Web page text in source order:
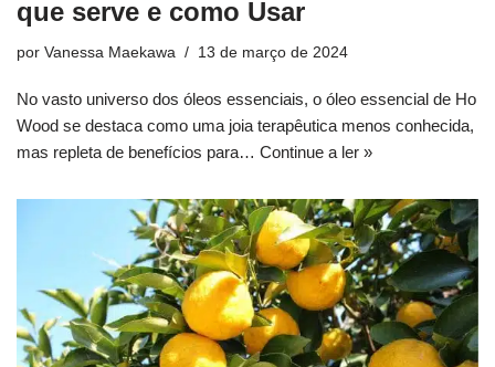
que serve e como Usar
por Vanessa Maekawa 13 de março de 2024
No vasto universo dos óleos essenciais, o óleo essencial de Ho
Wood se destaca como uma joia terapêutica menos conhecida,
mas repleta de benefícios para… Continue a ler »